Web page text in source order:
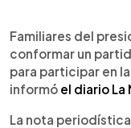
Escuchar
Familiares del
conformar un
para participar en
informó el diario La
La nota